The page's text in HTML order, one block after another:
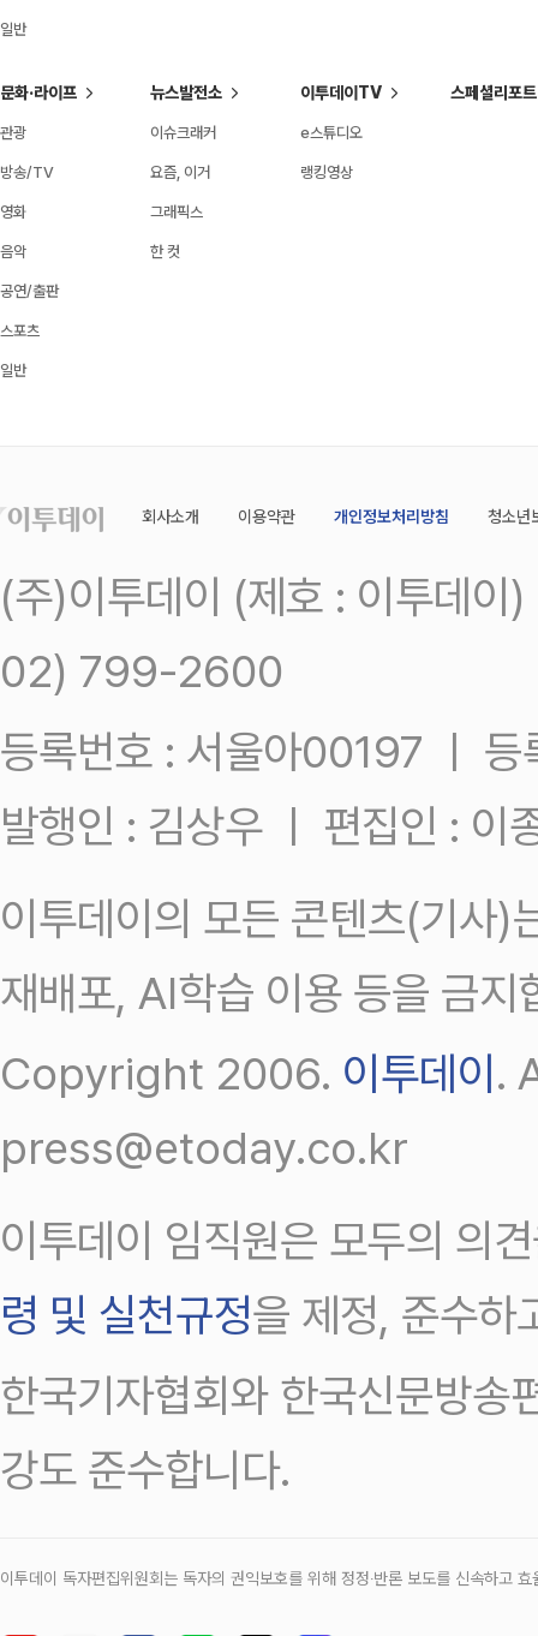
일반
문화·라이프
관광
방송/TV
영화
음악
공연/출판
스포츠
일반
뉴스발전소
이슈크래커
요즘, 이거
그래픽스
한 컷
이투데이TV
e스튜디오
랭킹영상
스페셜리포트
회사소개 이용약관 개인정보처리방침 청소년
(주)이투데이 (제호 : 이투데
02) 799-2600
등록번호 : 서울아00197 ㅣ
발행인 : 김상우 ㅣ 편집인 : 이
이투데이의 모든 콘텐츠(기사)
재배포, AI학습 이용 등을 금지
Copyright 2006. 이투데이.
press@etoday.co.kr
이투데이 임직원은 모두의 의
령 및 실천규정을 제정, 준수하
한국기자협회와 한국신문방송
강도 준수합니다.
이투데이 독자편집위원회는 독자의 권익보호를 위해 정정‧반론 보도를 신속하고